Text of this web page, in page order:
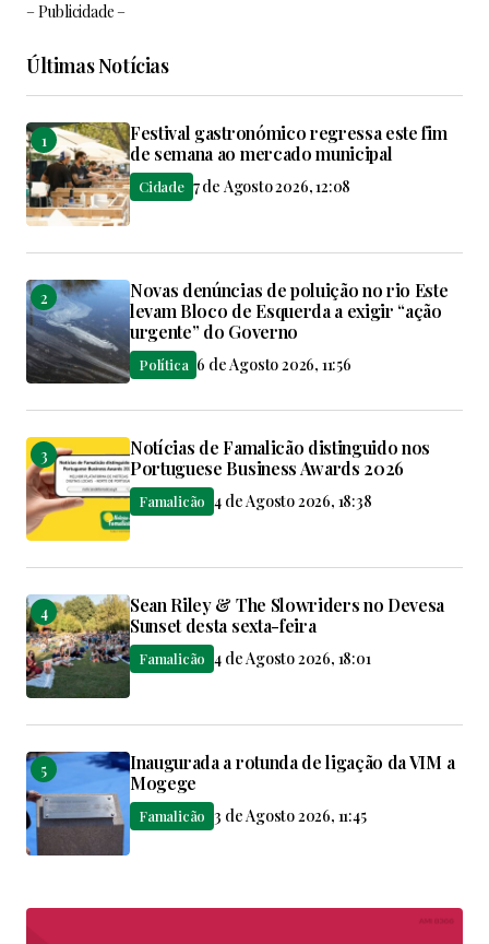
– Publicidade –
Últimas Notícias
Festival gastronómico regressa este fim
de semana ao mercado municipal
Cidade 7 de Agosto 2026, 12:08
Novas denúncias de poluição no rio Este
levam Bloco de Esquerda a exigir “ação
urgente” do Governo
Política 6 de Agosto 2026, 11:56
Notícias de Famalicão distinguido nos
Portuguese Business Awards 2026
Famalicão 4 de Agosto 2026, 18:38
Sean Riley & The Slowriders no Devesa
Sunset desta sexta-feira
Famalicão 4 de Agosto 2026, 18:01
Inaugurada a rotunda de ligação da VIM a
Mogege
Famalicão 3 de Agosto 2026, 11:45